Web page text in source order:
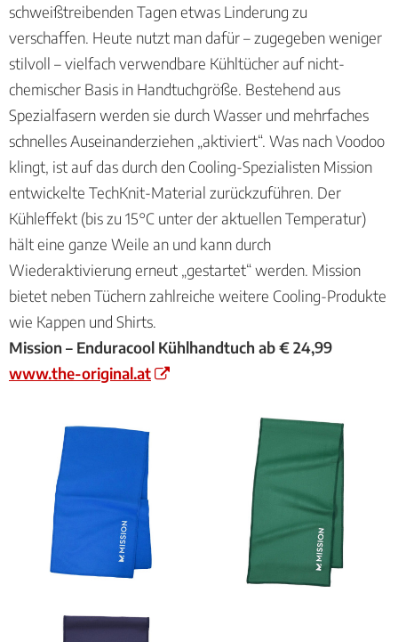
schweißtreibenden Tagen etwas Linderung zu
verschaffen. Heute nutzt man dafür – zugegeben weniger
stilvoll – vielfach verwendbare Kühltücher auf nicht-
chemischer Basis in Handtuchgröße. Bestehend aus
Spezialfasern werden sie durch Wasser und mehrfaches
schnelles Auseinanderziehen „aktiviert“. Was nach Voodoo
klingt, ist auf das durch den Cooling-Spezialisten Mission
entwickelte TechKnit-Material zurückzuführen. Der
Kühleffekt (bis zu 15°C unter der aktuellen Temperatur)
hält eine ganze Weile an und kann durch
Wiederaktivierung erneut „gestartet“ werden. Mission
bietet neben Tüchern zahlreiche weitere Cooling-Produkte
wie Kappen und Shirts.
Mission – Enduracool Kühlhandtuch ab € 24,99
www.the-original.at